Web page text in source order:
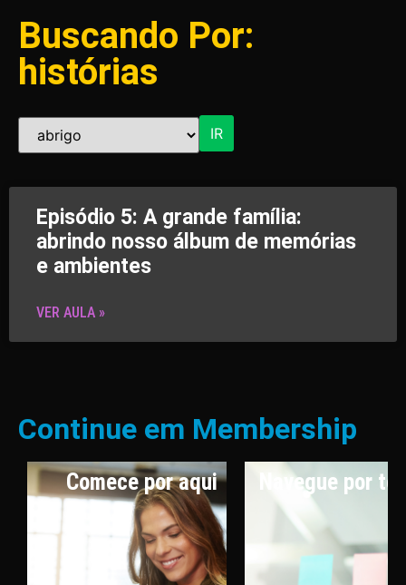
Buscando Por:
histórias
IR
Episódio 5: A grande família:
abrindo nosso álbum de memórias
e ambientes
VER AULA »
Continue em Membership
Comece por aqui Navegue por